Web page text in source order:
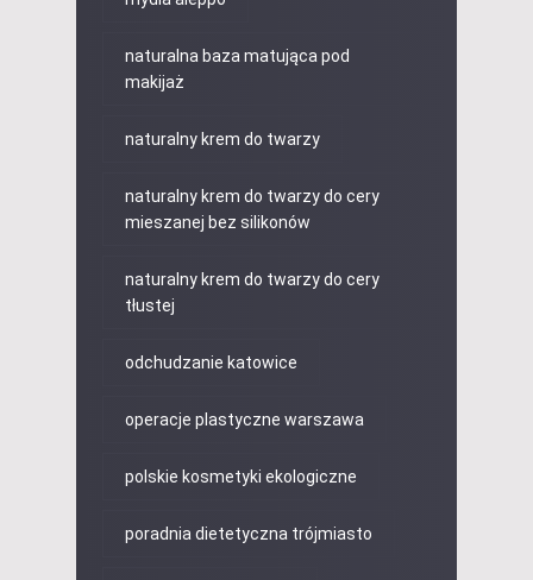
naturalna baza matująca pod
makijaż
naturalny krem do twarzy
naturalny krem do twarzy do cery
mieszanej bez silikonów
naturalny krem do twarzy do cery
tłustej
odchudzanie katowice
operacje plastyczne warszawa
polskie kosmetyki ekologiczne
poradnia dietetyczna trójmiasto